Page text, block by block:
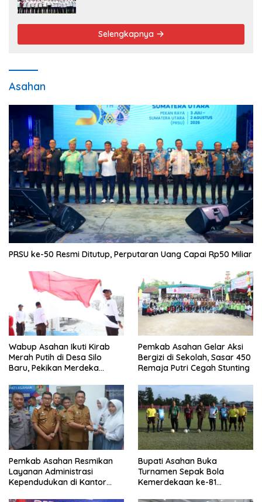
Selengkapnya
Asahan
PRSU ke-50 Resmi Ditutup, Perputaran Uang Capai Rp50 Miliar
Wabup Asahan Ikuti Kirab
Merah Putih di Desa Silo
Baru, Pekikan Merdeka
Pemkab Asahan Gelar Aksi
Bergizi di Sekolah, Sasar 450
Remaja Putri Cegah Stunting
Pemkab Asahan Resmikan
Layanan Administrasi
Kependudukan di Kantor
Bupati Asahan Buka
Turnamen Sepak Bola
Kemerdekaan ke-81